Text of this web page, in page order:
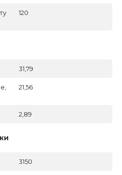
120
31,79
21,56
2,89
3150